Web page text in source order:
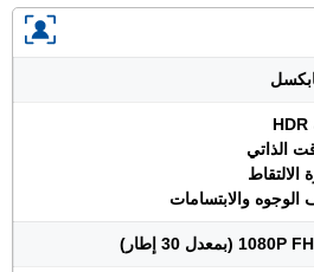
الذاتي
الالتقاط
والابتسامات